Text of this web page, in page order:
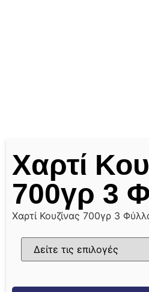
Χαρτί
700γρ 3
Χαρτί Κουζίνας 700γρ 3